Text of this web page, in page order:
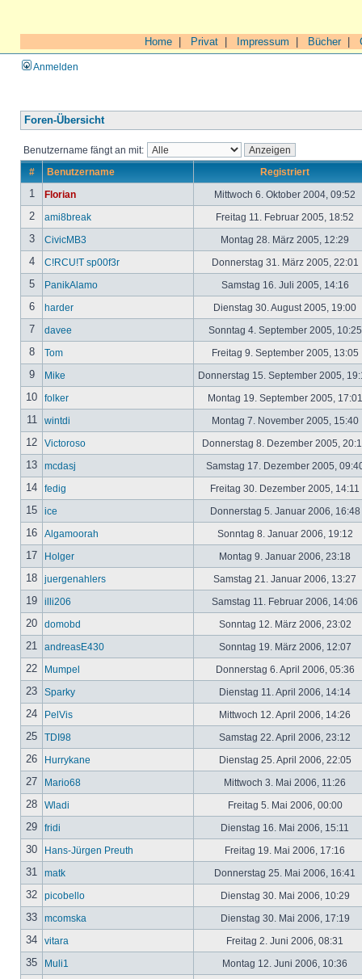
Home Privat Impressum Bücher|
Anmelden
Foren-Übersicht
Benutzername fängt an mit:
# Benutzername Registriert
1 Florian Mittwoch 6. Oktober 2004, 09:52
2 ami8break Freitag 11. Februar 2005, 18:52
3 CivicMB3 Montag 28. März 2005, 12:29
4 C!RCU!T sp00f3r Donnerstag 31. März 2005, 22:01
5 PanikAlamo Samstag 16. Juli 2005, 14:16
6 harder Dienstag 30. August 2005, 19:00
7 davee Sonntag 4. September 2005,
8 Tom Freitag 9. September 2005, 13:05
9 Mike Donnerstag 15. September 2005,
10 folker Montag 19. September 2005,
11 wintdi Montag 7. November 2005, 15:40
12 Victoroso Donnerstag 8. Dezember 2005,
13 mcdasj Samstag 17. Dezember 2005,
14 fedig Freitag 30. Dezember 2005, 14:11
15 ice Donnerstag 5. Januar 2006, 16:48
16 Algamoorah Sonntag 8. Januar 2006, 19:12
17 Holger Montag 9. Januar 2006, 23:18
18 juergenahlers Samstag 21. Januar 2006, 13:27
19 illi206 Samstag 11. Februar 2006, 14:06
20 domobd Sonntag 12. März 2006, 23:02
21 andreasE430 Sonntag 19. März 2006, 12:07
22 Mumpel Donnerstag 6. April 2006, 05:36
23 Sparky Dienstag 11. April 2006, 14:14
24 PelVis Mittwoch 12. April 2006, 14:26
25 TDI98 Samstag 22. April 2006, 23:12
26 Hurrykane Dienstag 25. April 2006, 22:05
27 Mario68 Mittwoch 3. Mai 2006, 11:26
28 Wladi Freitag 5. Mai 2006, 00:00
29 fridi Dienstag 16. Mai 2006, 15:11
30 Hans-Jürgen Preuth Freitag 19. Mai 2006, 17:16
31 matk Donnerstag 25. Mai 2006, 16:41
32 picobello Dienstag 30. Mai 2006, 10:29
33 mcomska Dienstag 30. Mai 2006, 17:19
34 vitara Freitag 2. Juni 2006, 08:31
35 Muli1 Montag 12. Juni 2006, 10:36